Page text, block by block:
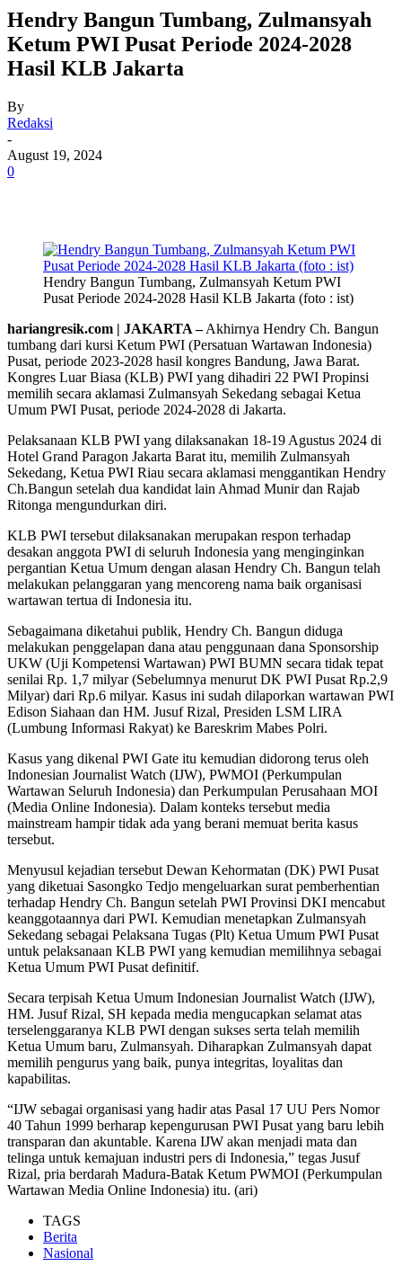
Hendry Bangun Tumbang, Zulmansyah
Ketum PWI Pusat Periode 2024-2028
Hasil KLB Jakarta
By
Redaksi
-
August 19, 2024
0
Hendry Bangun Tumbang, Zulmansyah Ketum PWI
Pusat Periode 2024-2028 Hasil KLB Jakarta (foto : ist)
hariangresik.com | JAKARTA –Akhirnya Hendry Ch. Bangun
tumbang dari kursi Ketum PWI (Persatuan Wartawan Indonesia)
Pusat, periode 2023-2028 hasil kongres Bandung, Jawa Barat.
Kongres Luar Biasa (KLB) PWI yang dihadiri 22 PWI Propinsi
memilih secara aklamasi Zulmansyah Sekedang sebagai Ketua
Umum PWI Pusat, periode 2024-2028 di Jakarta.
Pelaksanaan KLB PWI yang dilaksanakan 18-19 Agustus 2024 di
Hotel Grand Paragon Jakarta Barat itu, memilih Zulmansyah
Sekedang, Ketua PWI Riau secara aklamasi menggantikan Hendry
Ch.Bangun setelah dua kandidat lain Ahmad Munir dan Rajab
Ritonga mengundurkan diri.
KLB PWI tersebut dilaksanakan merupakan respon terhadap
desakan anggota PWI di seluruh Indonesia yang menginginkan
pergantian Ketua Umum dengan alasan Hendry Ch. Bangun telah
melakukan pelanggaran yang mencoreng nama baik organisasi
wartawan tertua di Indonesia itu.
Sebagaimana diketahui publik, Hendry Ch. Bangun diduga
melakukan penggelapan dana atau penggunaan dana Sponsorship
UKW (Uji Kompetensi Wartawan) PWI BUMN secara tidak tepat
senilai Rp. 1,7 milyar (Sebelumnya menurut DK PWI Pusat Rp.2,9
Milyar) dari Rp.6 milyar. Kasus ini sudah dilaporkan wartawan PWI
Edison Siahaan dan HM. Jusuf Rizal, Presiden LSM LIRA
(Lumbung Informasi Rakyat) ke Bareskrim Mabes Polri.
Kasus yang dikenal PWI Gate itu kemudian didorong terus oleh
Indonesian Journalist Watch (IJW), PWMOI (Perkumpulan
Wartawan Seluruh Indonesia) dan Perkumpulan Perusahaan MOI
(Media Online Indonesia). Dalam konteks tersebut media
mainstream hampir tidak ada yang berani memuat berita kasus
tersebut.
Menyusul kejadian tersebut Dewan Kehormatan (DK) PWI Pusat
yang diketuai Sasongko Tedjo mengeluarkan surat pemberhentian
terhadap Hendry Ch. Bangun setelah PWI Provinsi DKI mencabut
keanggotaannya dari PWI. Kemudian menetapkan Zulmansyah
Sekedang sebagai Pelaksana Tugas (Plt) Ketua Umum PWI Pusat
untuk pelaksanaan KLB PWI yang kemudian memilihnya sebagai
Ketua Umum PWI Pusat definitif.
Secara terpisah Ketua Umum Indonesian Journalist Watch (IJW),
HM. Jusuf Rizal, SH kepada media mengucapkan selamat atas
terselenggaranya KLB PWI dengan sukses serta telah memilih
Ketua Umum baru, Zulmansyah. Diharapkan Zulmansyah dapat
memilih pengurus yang baik, punya integritas, loyalitas dan
kapabilitas.
“IJW sebagai organisasi yang hadir atas Pasal 17 UU Pers Nomor
40 Tahun 1999 berharap kepengurusan PWI Pusat yang baru lebih
transparan dan akuntable. Karena IJW akan menjadi mata dan
telinga untuk kemajuan industri pers di Indonesia,” tegas Jusuf
Rizal, pria berdarah Madura-Batak Ketum PWMOI (Perkumpulan
Wartawan Media Online Indonesia) itu. (ari)
TAGS
Berita
Nasional